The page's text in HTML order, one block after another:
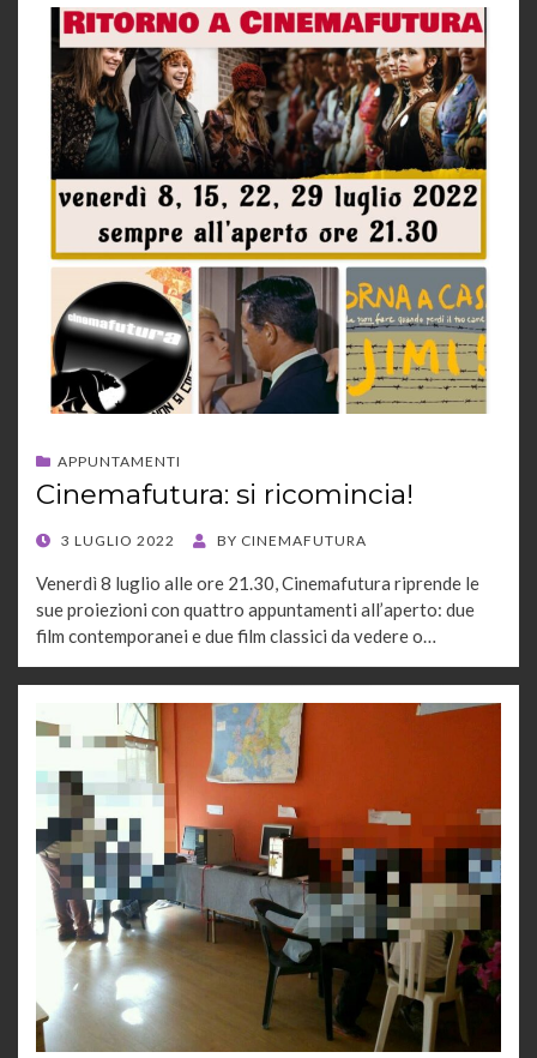
APPUNTAMENTI
Cinemafutura: si ricomincia!
POSTED
3 LUGLIO 2022 BY CINEMAFUTURA
Venerdì 8 luglio alle ore 21.30, Cinemafutura riprende le
sue proiezioni con quattro appuntamenti all’aperto: due
film contemporanei e due film classici da vedere o…